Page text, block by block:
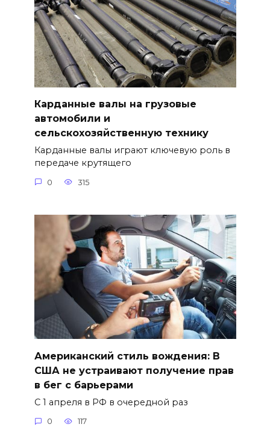
Карданные валы на грузовые
автомобили и
сельскохозяйственную технику
Карданные валы играют ключевую роль в
передаче крутящего
0 315
Американский стиль вождения: В
США не устраивают получение прав
в бег с барьерами
С 1 апреля в РФ в очередной раз
0 117